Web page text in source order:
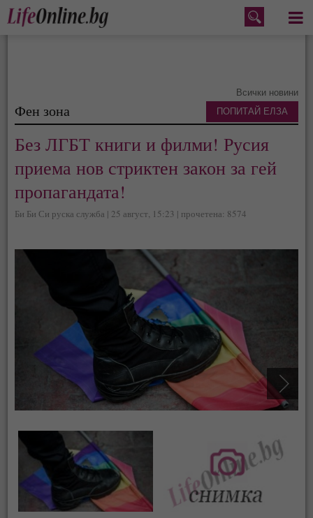
Меню
Всички новини
Фен зона
Без ЛГБТ книги и филми! Русия
приема нов стриктен закон за гей
пропагандата!
Би Би Си руска служба | 25 август, 15:23 | прочетена: 8574
ПОПИТАЙ ЕЛЗА